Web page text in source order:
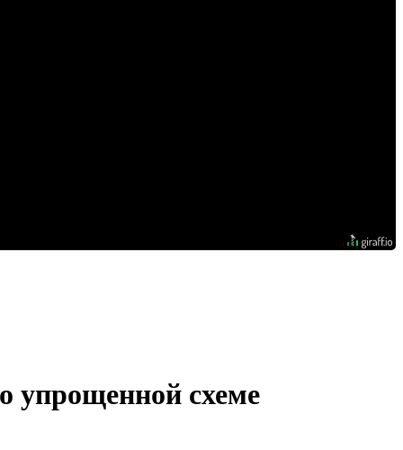
упрощенной схеме